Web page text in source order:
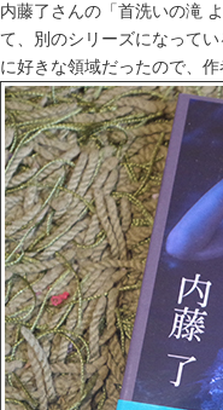
内藤了さんの「首洗いの滝
て、別のシリーズになって
に好きな領域だったので、